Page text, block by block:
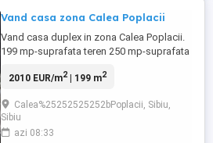
Vand casa zona Calea Poplacii
Vand casa duplex in zona Calea Poplacii.
199 mp-suprafata teren 250 mp-suprafata
mansarda) Casa are: demisol reamenajat
bucatarie, camara si baie de serviciu.
Etajul 1: doua dormitoare, o baie, hol, scari
spre mansarda. Mansarda: ...
2010 EUR/m2| 199 m2
Calea%25252525252bPoplacii, Sibiu,
Sibiu
azi 08:33